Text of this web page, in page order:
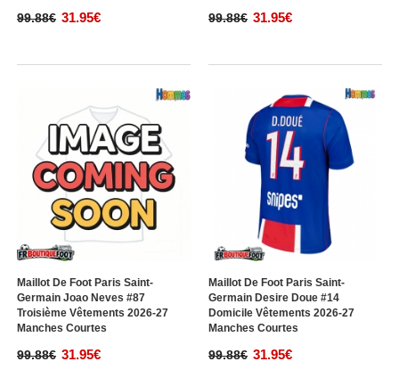
99.88€ 31.95€ 99.88€ 31.95€
Maillot De Foot Paris Saint-
Germain Joao Neves #87
Troisième Vêtements 2026-27
Manches Courtes
99.88€ 31.95€
Maillot De Foot Paris Saint-
Germain Desire Doue #14
Domicile Vêtements 2026-27
Manches Courtes
99.88€ 31.95€